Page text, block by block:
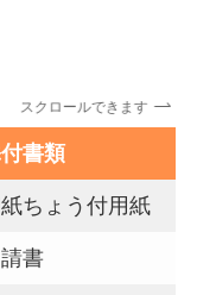
スクロールできます
書類
ちょう付用紙
書